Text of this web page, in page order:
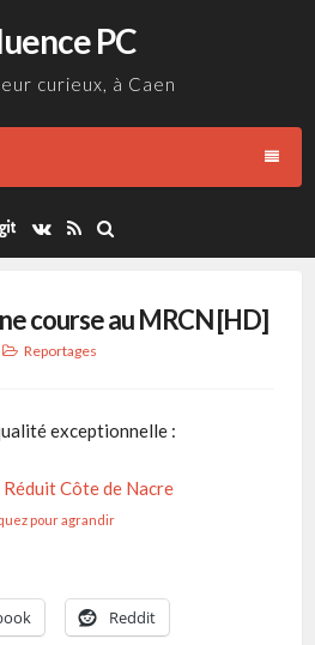
PC
curieux, à Caen
course au MRCN [HD]
Reportages
exceptionnelle :
pour agrandir
Reddit